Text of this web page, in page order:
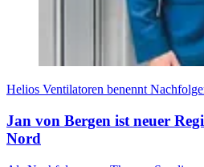
Helios Ventilatoren benennt
Jan von Bergen ist neuer
Nord